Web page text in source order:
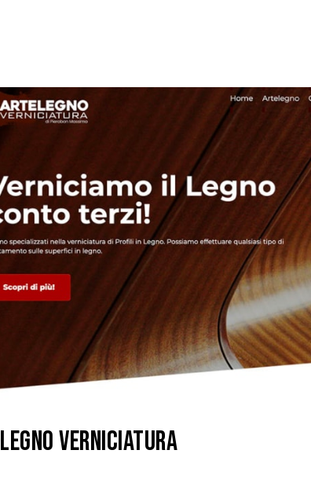
VERNICIATURA